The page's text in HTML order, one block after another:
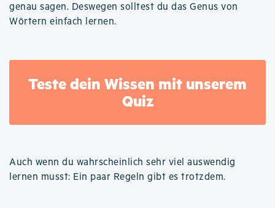
genau sagen. Deswegen solltest du das Genus von
Wörtern einfach lernen.
Teste dein Wissen mit unserem
Quiz
Auch wenn du wahrscheinlich sehr viel auswendig
lernen musst: Ein paar Regeln gibt es trotzdem.